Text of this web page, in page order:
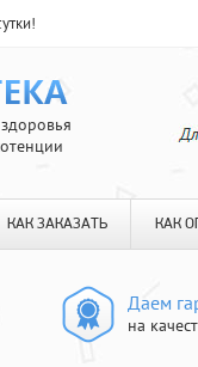
КАК ЗАКАЗАТЬ КАК
Даем
на